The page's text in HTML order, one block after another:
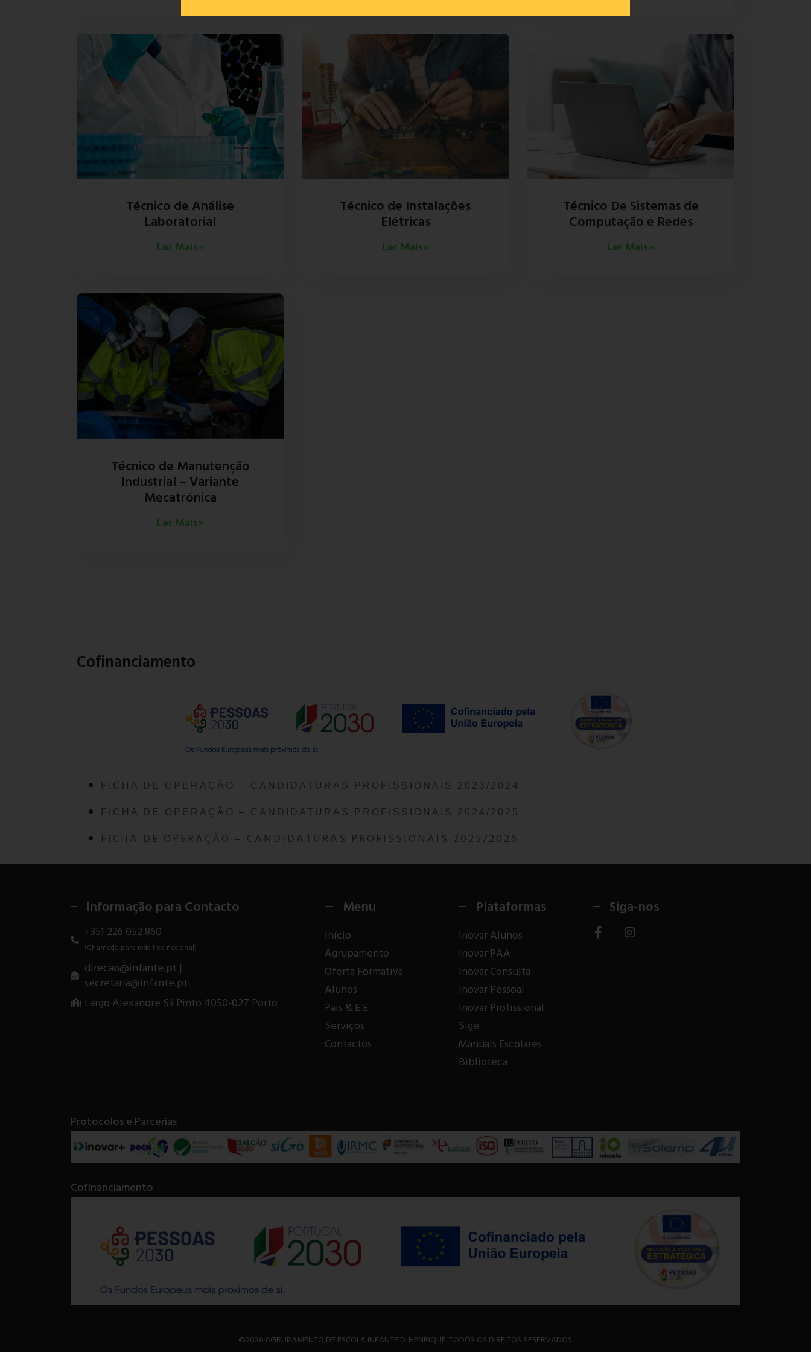
Técnico de Análise
Laboratorial
Ler Mais»
Técnico de Instalações
Elétricas
Ler Mais»
Técnico De Sistemas de
Computação e Redes
Ler Mais»
Técnico de Manutenção
Industrial – Variante
Mecatrónica
Ler Mais»
Cofinanciamento
FICHA DE OPERAÇÃO – CANDIDATURAS PROFISSIONAIS 2023/2024
FICHA DE OPERAÇÃO – CANDIDATURAS PROFISSIONAIS 2024/2025
FICHA DE OPERAÇÃO – CANDIDATURAS PROFISSIONAIS 2025/2026
Informação para Contacto
+351 226 052 860
(Chamada para rede fixa nacional)
direcao@infante.pt |
secretaria@infante.pt
Largo Alexandre Sá Pinto 4050-027 Porto
Menu
Início
Agrupamento
Oferta Formativa
Alunos
Pais & E.E
Serviços
Contactos
Plataformas
Inovar Alunos
Inovar PAA
Inovar Consulta
Inovar Pessoal
Inovar Profissional
Sige
Manuais Escolares
Biblioteca
Siga-nos
Protocolos e Parcerias
Cofinanciamento
©2026 AGRUPAMENTO DE ESCOLA INFANTE D. HENRIQUE. TODOS OS DIREITOS RESERVADOS.